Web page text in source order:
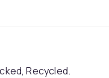
Recycled.